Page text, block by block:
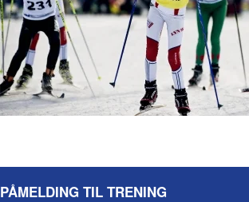
PÅMELDING TIL TRENING